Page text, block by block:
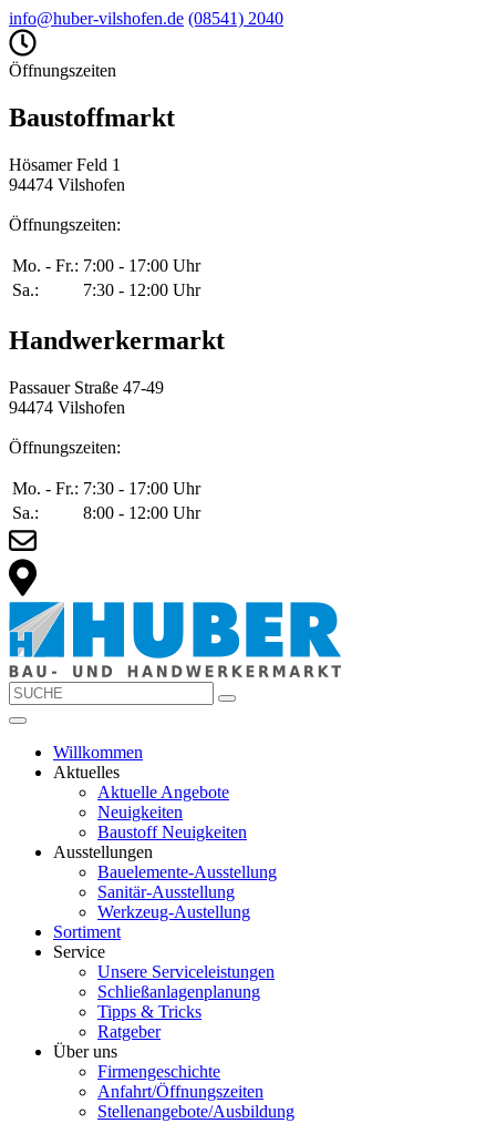
info@huber-vilshofen.de (08541) 2040
Öffnungszeiten
Baustoffmarkt
Hösamer Feld 1
94474 Vilshofen
Öffnungszeiten:
Mo. - Fr.: 7:00 - 17:00 Uhr
Sa.:
7:30 - 12:00 Uhr
Handwerkermarkt
Passauer Straße 47-49
94474 Vilshofen
Öffnungszeiten:
Mo. - Fr.: 7:30 - 17:00 Uhr
Sa.:
8:00 - 12:00 Uhr
Willkommen
Aktuelles
Aktuelle Angebote
Neuigkeiten
Baustoff Neuigkeiten
Ausstellungen
Bauelemente-Ausstellung
Sanitär-Ausstellung
Werkzeug-Austellung
Sortiment
Service
Unsere Serviceleistungen
Schließanlagenplanung
Tipps & Tricks
Ratgeber
Über uns
Firmengeschichte
Anfahrt/Öffnungszeiten
Stellenangebote/Ausbildung